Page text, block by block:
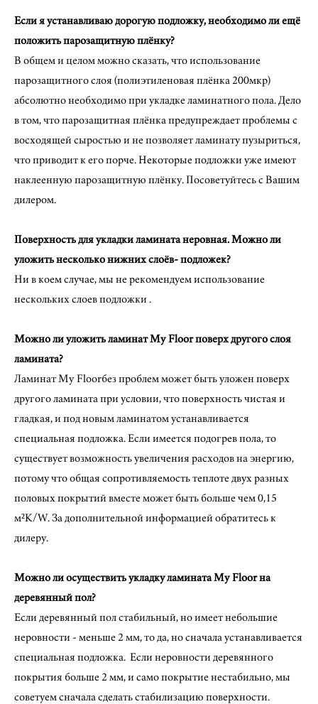
Если я устанавливаю дорогую подложку, необходимо ли ещё
положить парозащитную плёнку?
В общем и целом можно сказать, что использование
парозащитного слоя (полиэтиленовая плёнка 200мкр)
абсолютно необходимо при укладке ламинатного пола. Дело
в том, что парозащитная плёнка предупреждает проблемы с
восходящей сыростью и не позволяет ламинату пузыриться,
что приводит к его порче. Некоторые подложки уже имеют
наклеенную парозащитную плёнку. Посоветуйтесь с Вашим
дилером.
Поверхность для укладки ламината неровная. Можно ли
уложить несколько нижних слоёв- подложек?
Ни в коем случае, мы не рекомендуем использование
нескольких слоев подложки .
Можно ли уложить ламинат My Floor поверх другого слоя
ламината?
Ламинат My Floorбез проблем может быть уложен поверх
другого ламината при условии, что поверхность чистая и
гладкая, и под новым ламинатом устанавливается
специальная подложка. Если имеется подогрев пола, то
существует возможность увеличения расходов на энергию,
потому что общая сопротивляемость теплоте двух разных
половых покрытий вместе может быть больше чем 0,15
м²K/W. За дополнительной информацией обратитесь к
дилеру.
Можно ли осуществить укладку ламината My Floor на
деревянный пол?
Если деревянный пол стабильный, но имеет небольшие
неровности - меньше 2 мм, то да, но сначала устанавливается
специальная подложка. Если неровности деревянного
покрытия больше 2 мм, и само покрытие нестабильно, мы
советуем сначала сделать стабилизацию поверхности.